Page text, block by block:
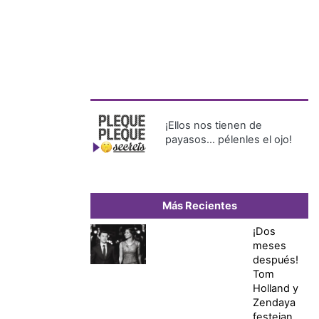
¡Ellos nos tienen de
payasos… pélenles el ojo!
Más Recientes
¡Dos
meses
después!
Tom
Holland y
Zendaya